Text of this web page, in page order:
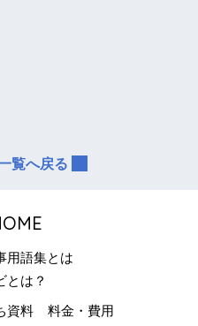
覧へ戻る
用語集とは
とは？
資料 料金・費用